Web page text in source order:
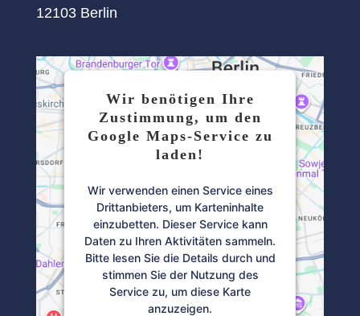
12103 Berlin
Wir benötigen Ihre
Zustimmung, um den
Google Maps-Service zu
laden!
Wir verwenden einen Service eines
Drittanbieters, um Karteninhalte
einzubetten. Dieser Service kann
Daten zu Ihren Aktivitäten sammeln.
Bitte lesen Sie die Details durch und
stimmen Sie der Nutzung des
Service zu, um diese Karte
anzuzeigen.